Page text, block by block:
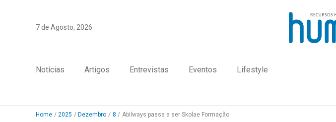
7 de Agosto, 2026
Notícias Artigos Entrevistas Eventos Lifestyle
Home 2025 Dezembro 8 Abilways passa a ser Skolae Formação